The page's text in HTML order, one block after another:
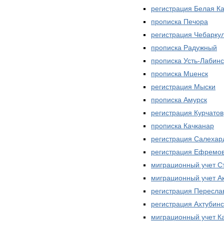
регистрация Белая
прописка Печора
регистрация
прописка Радужный
прописка Усть-
прописка Мценск
регистрация Мыски
прописка Амурск
регистрация Курчатов
прописка Качканар
регистрация
регистрация
миграционный учет
миграционный учет
регистрация
регистрация
миграционный учет